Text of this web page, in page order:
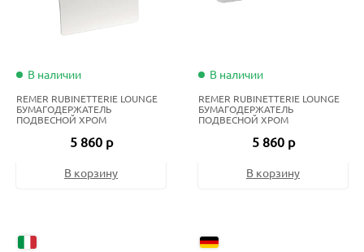
В наличии
REMER RUBINETTERIE LOUNGE
БУМАГОДЕРЖАТЕЛЬ
ПОДВЕСНОЙ ХРОМ
5 860 р
В корзину
В наличии
REMER RUBINETTERIE LOUNGE
БУМАГОДЕРЖАТЕЛЬ
ПОДВЕСНОЙ ХРОМ
5 860 р
В корзину